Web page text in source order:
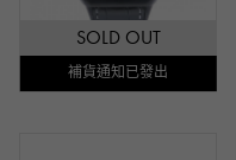
SOLD OUT
補貨通知已發出